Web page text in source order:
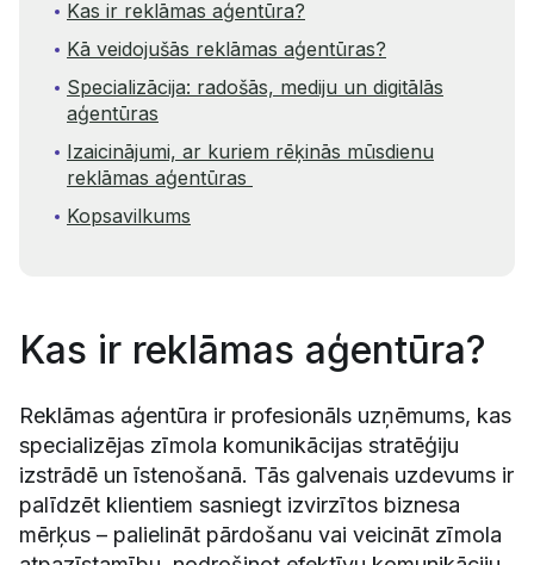
Kas ir reklāmas aģentūra?
Kā veidojušās reklāmas aģentūras?
Specializācija: radošās, mediju un digitālās
aģentūras
Izaicinājumi, ar kuriem rēķinās mūsdienu
reklāmas aģentūras
Kopsavilkums
Kas ir reklāmas aģentūra?
Reklāmas aģentūra ir profesionāls uzņēmums, kas
specializējas zīmola komunikācijas stratēģiju
izstrādē un īstenošanā. Tās galvenais uzdevums ir
palīdzēt klientiem sasniegt izvirzītos biznesa
mērķus – palielināt pārdošanu vai veicināt zīmola